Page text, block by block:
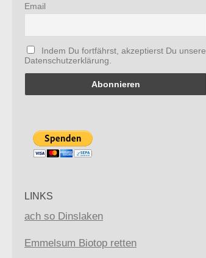
Email
Indem Du fortfährst, akzeptierst Du unsere
Datenschutzerklärung.
LINKS
ach so Dinslaken
Emmelsum Biotop retten